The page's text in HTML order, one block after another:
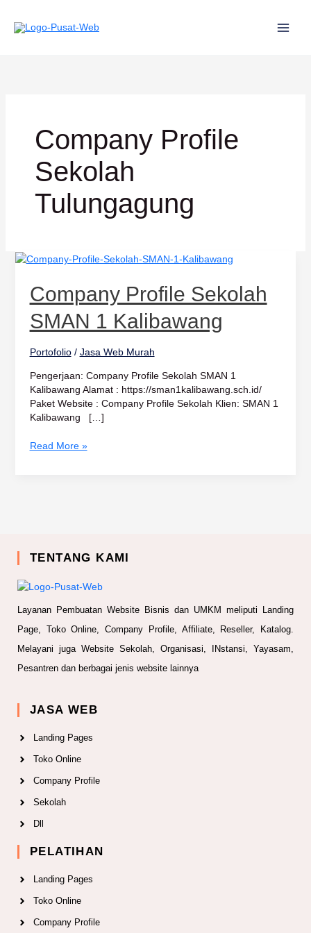
konten
Company Profile
Sekolah
Tulungagung
Company Profile Sekolah
SMAN 1 Kalibawang
Portofolio/ Jasa Web Murah
Pengerjaan: Company Profile Sekolah SMAN 1
Kalibawang Alamat : https://sman1kalibawang.sch.id/
Paket Website : Company Profile Sekolah Klien: SMAN 1
Kalibawang […]
Company
Sekolah
SMAN
1
Kalibawang
Read More »
TENTANG KAMI
Layanan Pembuatan Website Bisnis dan UMKM meliputi Landing
Page, Toko Online, Company Profile, Affiliate, Reseller, Katalog.
Melayani juga Website Sekolah, Organisasi, INstansi, Yayasam,
Pesantren dan berbagai jenis website lainnya
JASA WEB
Landing Pages
Toko Online
Company Profile
Sekolah
Dll
PELATIHAN
Landing Pages
Toko Online
Company Profile